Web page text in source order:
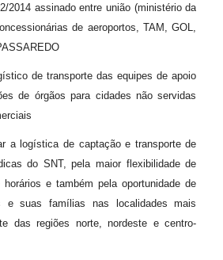
2014 assinado entre união (ministério da
de aeroportos, TAM, GOL,
de transporte das equipes de apoio
de órgãos para cidades não servidas
a logística de captação e transporte de
do SNT, pela maior flexibilidade de
e também pela oportunidade de
e suas famílias nas localidades mais
das regiões norte, nordeste e centro-